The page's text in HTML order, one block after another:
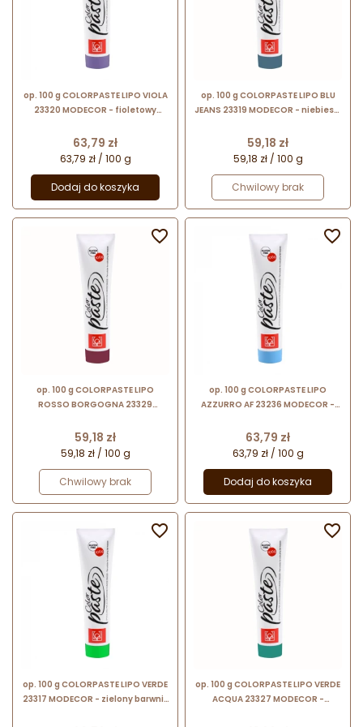
op. 100 g COLORPASTE LIPO VIOLA
23320 MODECOR - fioletowy
roślinnego - do barwienia
czekolady
Cena
63,79 zł
63,79 zł / 100 g
Dodaj do koszyka
op. 100 g COLORPASTE LIPO BLU
JEANS 23319 MODECOR - niebieski
roślinnego - do barwienia
czekolady
Cena
59,18 zł
59,18 zł / 100 g
Chwilowy brak
op. 100 g COLORPASTE LIPO
ROSSO BORGOGNA 23329
bazie tłuszczu roślinnego - do
barwienia czekolady
Cena
59,18 zł
59,18 zł / 100 g
Chwilowy brak

op. 100 g COLORPASTE LIPO
AZZURRO AF 23236 MODECOR -
tłuszczu roślinnego - do
barwienia czekolady
Cena
63,79 zł
63,79 zł / 100 g
Dodaj do koszyka

op. 100 g COLORPASTE LIPO VERDE
23317 MODECOR - zielony barwnik

op. 100 g COLORPASTE LIPO VERDE
ACQUA 23327 MODECOR -
